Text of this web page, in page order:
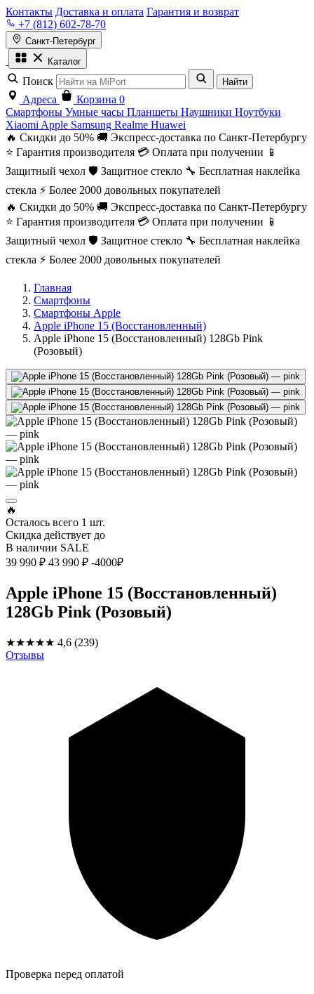
Контакты Доставка и оплата Гарантия и возврат
+7 (812) 602-78-70
Санкт-Петербург
Каталог
Поиск Найти
Адреса Корзина 0
Смартфоны Умные часы Планшеты Наушники Ноутбуки
Xiaomi Apple Samsung Realme Huawei
🔥 Скидки до 50% 🚚 Экспресс-доставка по Санкт-Петербургу
⭐ Гарантия производителя 💳 Оплата при получении 📱
Защитный чехол 🛡️ Защитное стекло 🔧 Бесплатная наклейка
стекла ⚡ Более 2000 довольных покупателей
🔥 Скидки до 50% 🚚 Экспресс-доставка по Санкт-Петербургу
⭐ Гарантия производителя 💳 Оплата при получении 📱
Защитный чехол 🛡️ Защитное стекло 🔧 Бесплатная наклейка
стекла ⚡ Более 2000 довольных покупателей
Главная
Смартфоны
Смартфоны Apple
Apple iPhone 15 (Восстановленный)
Apple iPhone 15 (Восстановленный) 128Gb Pink
(Розовый)
🔥
Осталось всего 1 шт.
Скидка действует до
В наличии SALE
39 990 ₽ 43 990 ₽ -4000₽
Apple iPhone 15 (Восстановленный)
128Gb Pink (Розовый)
★★★★★ 4,6 (239)
Отзывы
Проверка перед оплатой